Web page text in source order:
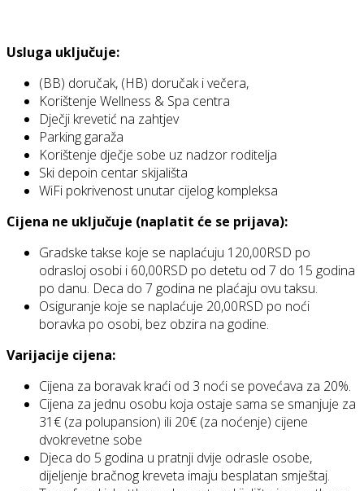
Usluga uključuje:
(BB) doručak, (HB) doručak i večera,
Korištenje Wellness & Spa centra
Dječji krevetić na zahtjev
Parking garaža
Korištenje dječje sobe uz nadzor roditelja
Ski depoin centar skijališta
WiFi pokrivenost unutar cijelog kompleksa
Cijena ne uključuje (naplatit će se prijava):
Gradske takse koje se naplaćuju 120,00RSD po
odrasloj osobi i 60,00RSD po detetu od 7 do 15 godina
po danu. Deca do 7 godina ne plaćaju ovu taksu.
Osiguranje koje se naplaćuje 20,00RSD po noći
boravka po osobi, bez obzira na godine.
Varijacije cijena:
Cijena za boravak kraći od 3 noći se povećava za 20%.
Cijena za jednu osobu koja ostaje sama se smanjuje za
31€ (za polupansion) ili 20€ (za noćenje) cijene
dvokrevetne sobe
Djeca do 5 godina u pratnji dvije odrasle osobe,
dijeljenje bračnog kreveta imaju besplatan smještaj.